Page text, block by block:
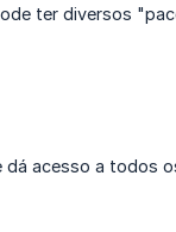
ter diversos
acesso a todos